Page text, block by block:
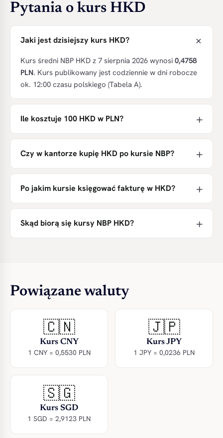
Pytania o kurs HKD
Jaki jest dzisiejszy kurs HKD?
Kurs średni NBP HKD z 7 sierpnia 2026 wynosi 0,4758
PLN. Kurs publikowany jest codziennie w dni robocze
ok. 12:00 czasu polskiego (Tabela A).
Ile kosztuje 100 HKD w PLN?
Czy w kantorze kupię HKD po kursie NBP?
Po jakim kursie księgować fakturę w HKD?
Skąd biorą się kursy NBP HKD?
Powiązane waluty
🇨🇳
Kurs CNY
1 CNY = 0,5530 PLN
🇯🇵
Kurs JPY
1 JPY = 0,0236 PLN
🇸🇬
Kurs SGD
1 SGD = 2,9123 PLN